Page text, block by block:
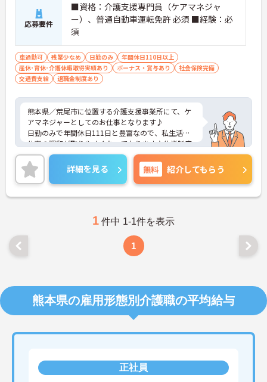
応募要件
■資格：介護支援専門員（ケアマネジャ
ー）、普通自動車運転免許 必須 ■経験：必
須
車通勤可 残業少なめ 日勤のみ
年間休日110日以上
産休･育休･介護休暇取得実績あり
ボーナス・賞与あり
社会保険完備
交通費支給
退職金制度あり
熊本県／荒尾市に位置する介護支援事業所にて、ケ
アマネジャーとしてのお仕事となります♪
日勤のみで年間休日111日と豊富なので、私生活の
仕事の調和が取りやすくなっております♪休業制度
も充実しており、子育てもしやすい環境となってお
ります！
ご興味ある方は面接ポイントをお伝えしますので、
お気軽にお問い合わせください♪
詳細を見る 無料 紹介してもらう
1 件中 1-1件を表示
1
熊本県の雇用形態別介護職の平均給与
正社員